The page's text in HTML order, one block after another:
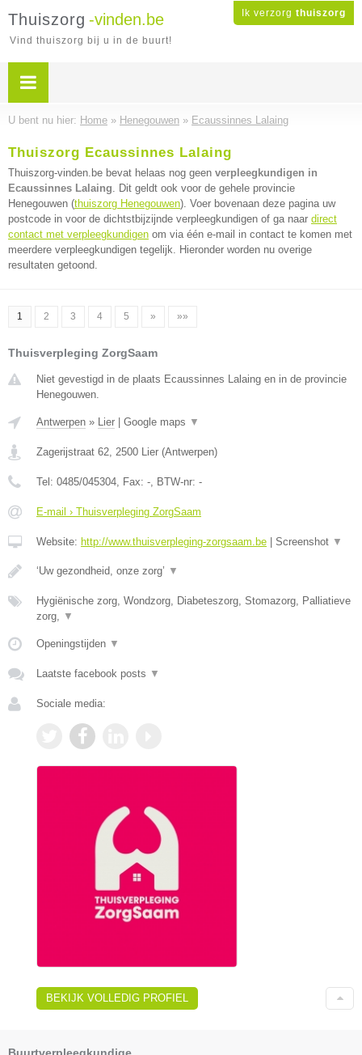
Ik verzorg thuiszorg
Thuiszorg -vinden.be
Vind thuiszorg bij u in de buurt!
U bent nu hier: Home » Henegouwen » Ecaussinnes Lalaing
Thuiszorg Ecaussinnes Lalaing
Thuiszorg-vinden.be bevat helaas nog geen verpleegkundigen in
Ecaussinnes Lalaing. Dit geldt ook voor de gehele provincie
Henegouwen (thuiszorg Henegouwen). Voer bovenaan deze pagina uw
postcode in voor de dichtstbijzijnde verpleegkundigen of ga naar direct
contact met verpleegkundigen om via één e-mail in contact te komen met
meerdere verpleegkundigen tegelijk. Hieronder worden nu overige
resultaten getoond.
1 2 3 4 5 » »»
Thuisverpleging ZorgSaam
Niet gevestigd in de plaats Ecaussinnes Lalaing en in de provincie
Henegouwen.
Antwerpen » Lier Google maps ▼
Zagerijstraat 62, 2500 Lier (Antwerpen)
Tel: 0485/045304, Fax: -, BTW-nr: -
E-mail › Thuisverpleging ZorgSaam
Website: http://www.thuisverpleging-zorgsaam.be Screenshot ▼
‘Uw gezondheid, onze zorg’ ▼
Hygiënische zorg, Wondzorg, Diabeteszorg, Stomazorg, Palliatieve
zorg, ▼
Openingstijden ▼
Laatste facebook posts ▼
Sociale media:
BEKIJK VOLLEDIG PROFIEL